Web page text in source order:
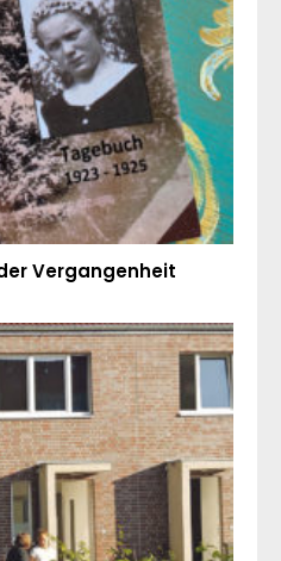
Vergangenheit